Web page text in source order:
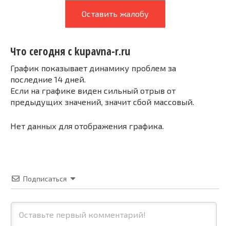
Оставить жалобу
Что сегодня с kupavna-r.ru
График показывает динамику проблем за
последние 14 дней.
Если на графике виден сильный отрыв от
предыдущих значений, значит сбой массовый.
Нет данных для отображения графика.
Подписаться